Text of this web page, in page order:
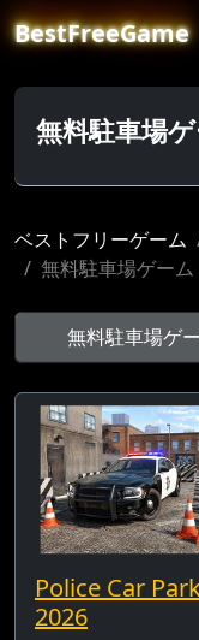
BestFreeGame
無料駐車場
ベストフリーゲーム
無料駐車場ゲーム
無料駐車場ゲ
Police Car
2026